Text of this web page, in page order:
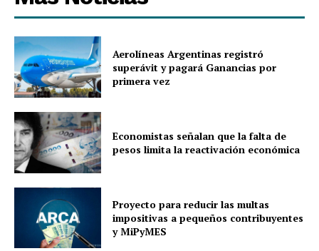
Aerolíneas Argentinas registró
superávit y pagará Ganancias por
primera vez
Economistas señalan que la falta de
pesos limita la reactivación económica
Proyecto para reducir las multas
impositivas a pequeños contribuyentes
y MiPyMES